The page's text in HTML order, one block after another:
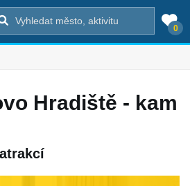
0
Hradiště - kam